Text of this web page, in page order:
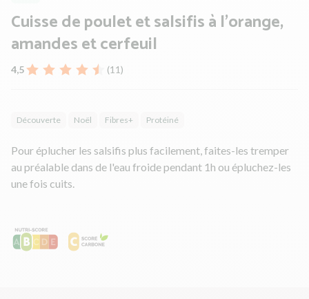
Cuisse de poulet et salsifis à l'orange,
amandes et cerfeuil
4,5 (11)
Découverte Noël Fibres+ Protéiné
Pour éplucher les salsifis plus facilement, faites-les tremper
au préalable dans de l'eau froide pendant 1h ou épluchez-les
une fois cuits.